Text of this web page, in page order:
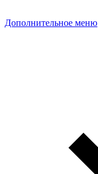
Дополнительное меню